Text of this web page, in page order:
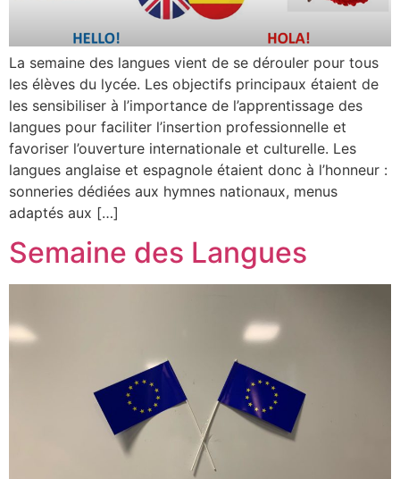
La semaine des langues vient de se dérouler pour tous
les élèves du lycée. Les objectifs principaux étaient de
les sensibiliser à l’importance de l’apprentissage des
langues pour faciliter l’insertion professionnelle et
favoriser l’ouverture internationale et culturelle. Les
langues anglaise et espagnole étaient donc à l’honneur :
sonneries dédiées aux hymnes nationaux, menus
adaptés aux […]
Semaine des Langues